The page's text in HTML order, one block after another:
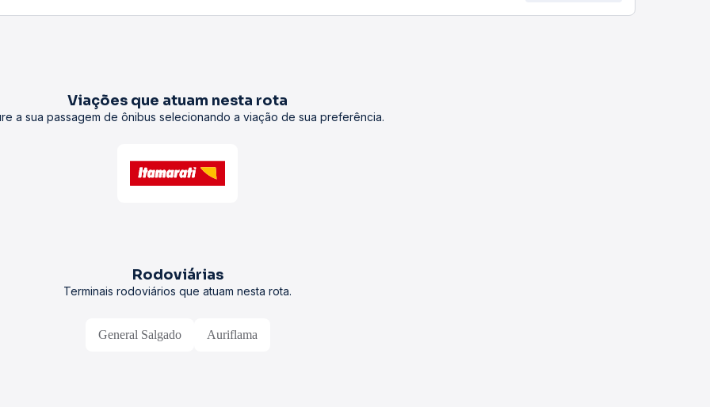
Viações que atuam nesta rota
a sua passagem de ônibus selecionando a viação de sua preferência.
Rodoviárias
Terminais rodoviários que atuam nesta rota.
General Salgado Auriflama